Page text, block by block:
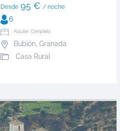
Desde 95 € / noche
6
Alquiler: Completo
Bubión, Granada
Casa Rural